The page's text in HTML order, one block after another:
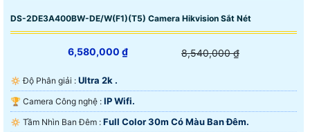
DS-2DE3A400BW-DE/W(F1)(T5) Camera Hikvision Sắt Nét
6,580,000 ₫ 8,540,000 ₫
🔅 Độ Phân giải : Ultra 2k .
🏆 Camera Công nghệ : IP Wifi.
🔅 Tầm Nhìn Ban Đêm : Full Color 30m Có Màu Ban Đêm.